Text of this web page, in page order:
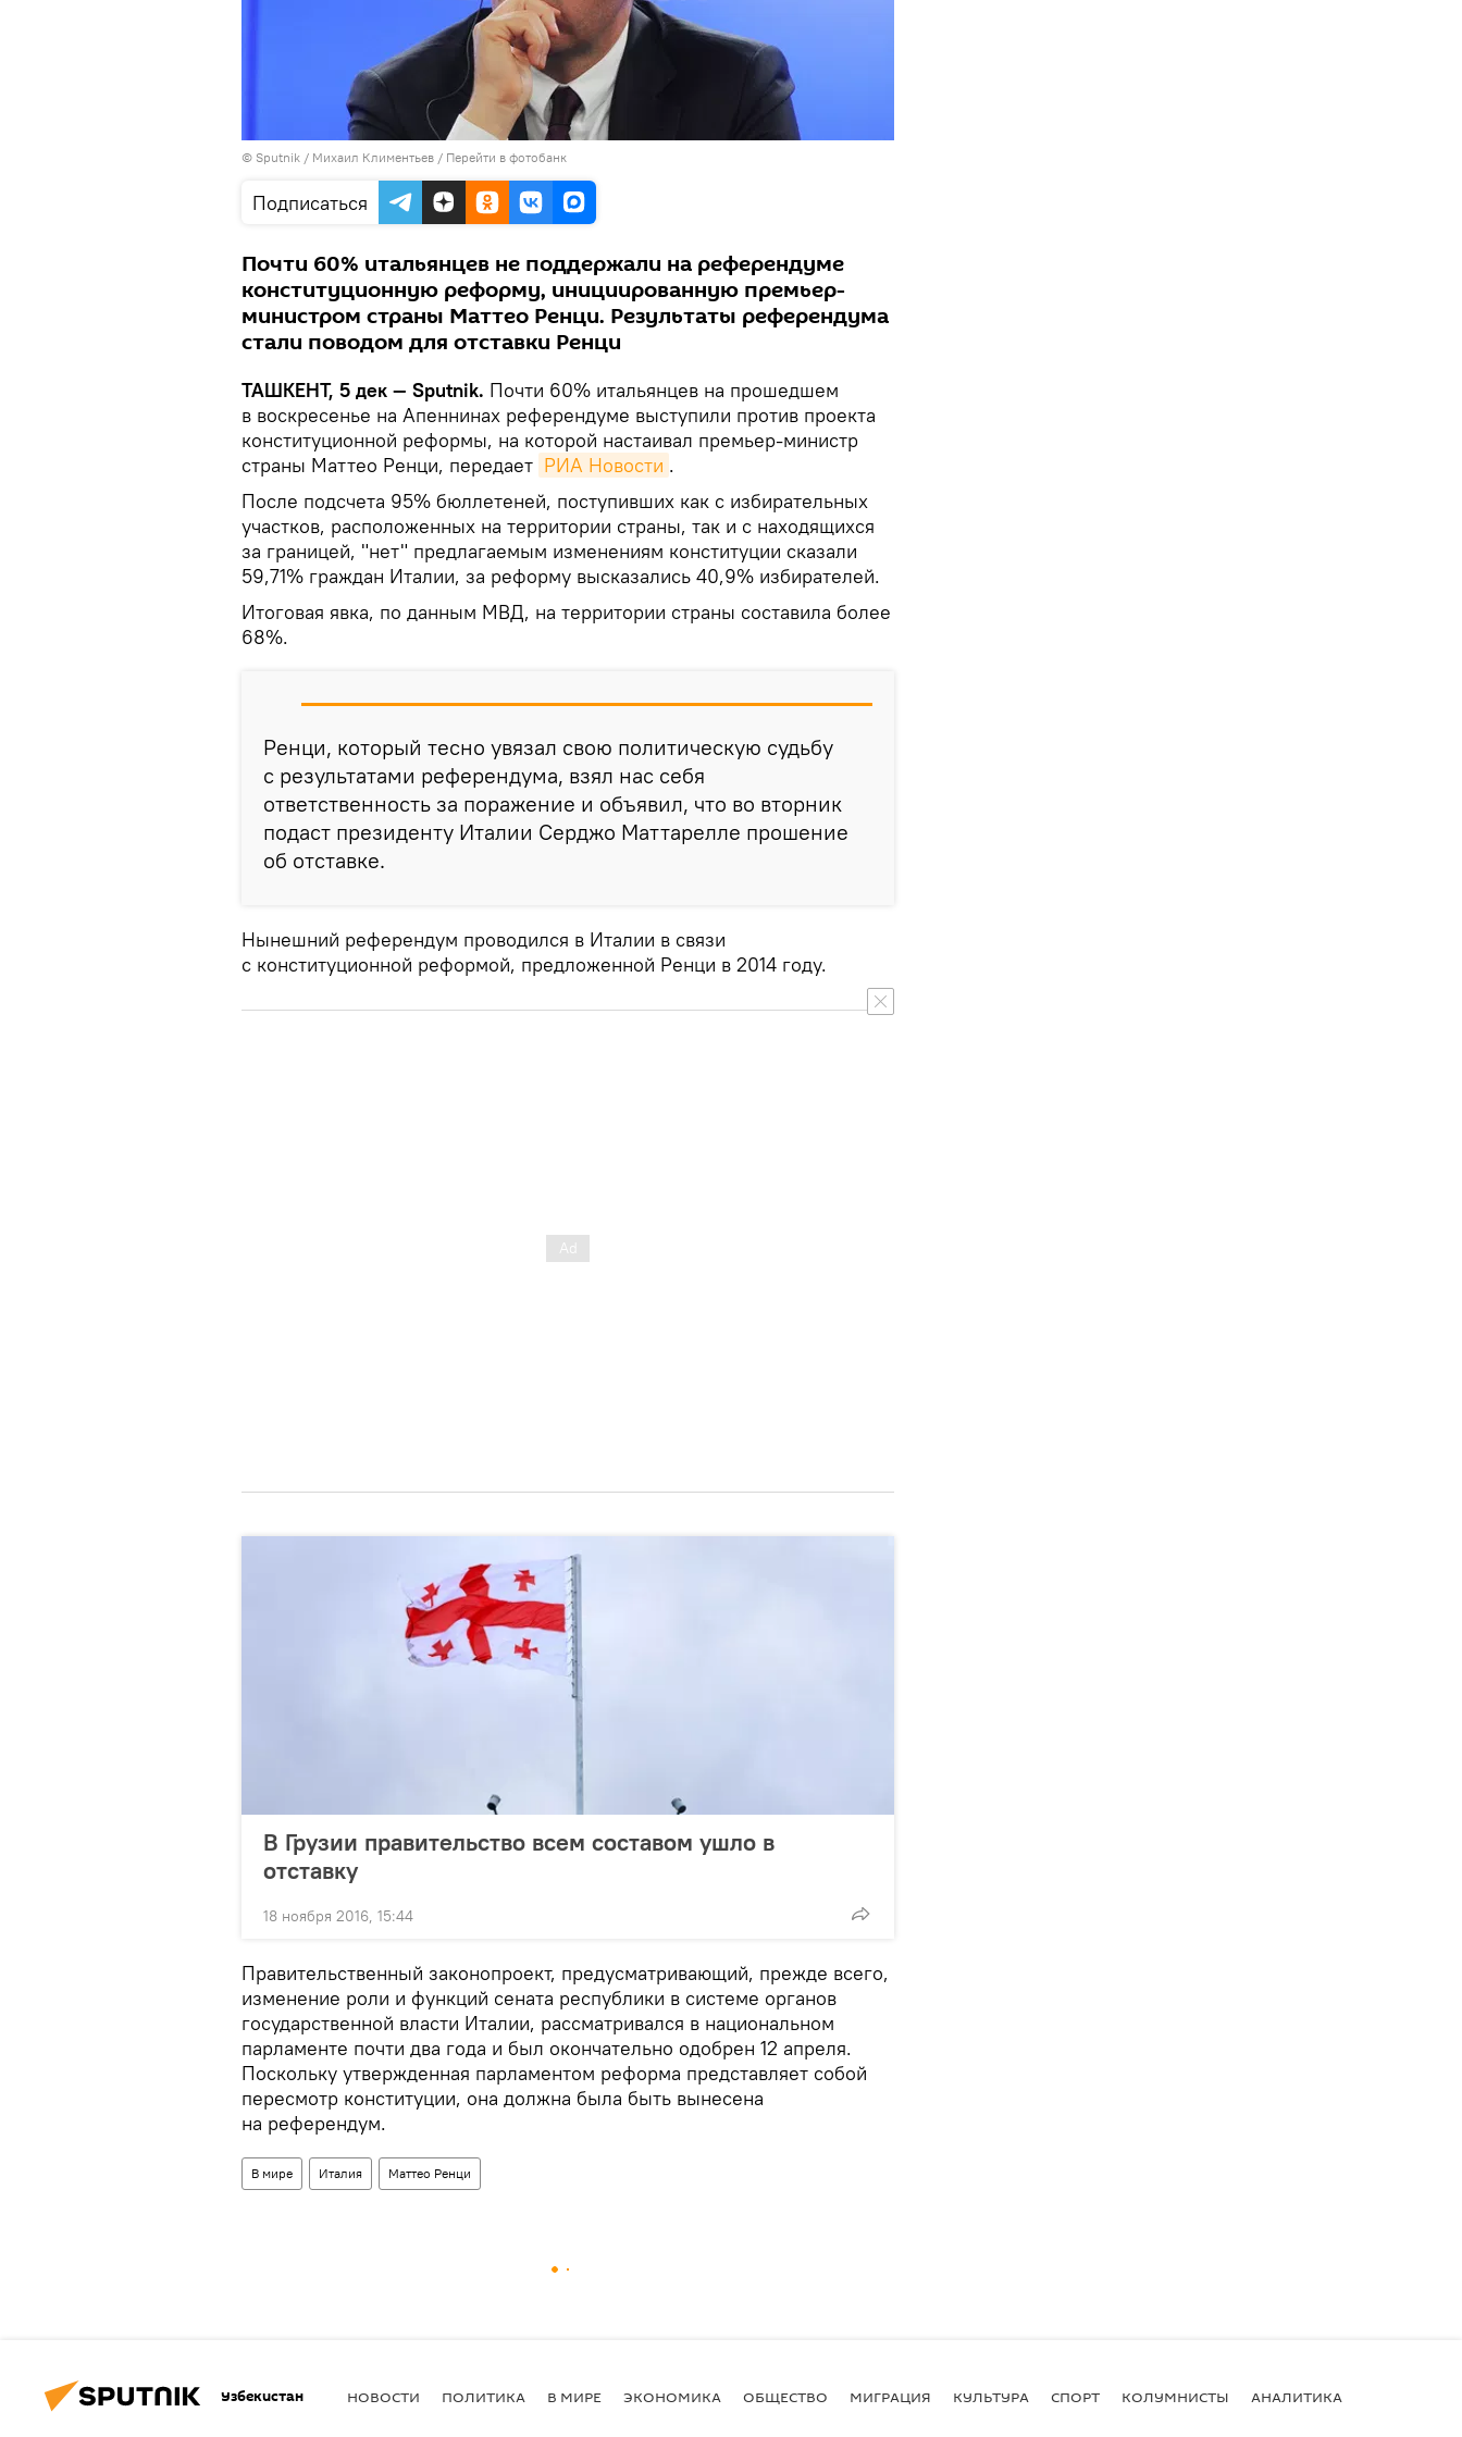
© Sputnik / Михаил Климентьев / Перейти в фотобанк
Подписаться
Почти 60% итальянцев не поддержали на референдуме
конституционную реформу, инициированную премьер-
министром страны Маттео Ренци. Результаты референдума
стали поводом для отставки Ренци
ТАШКЕНТ, 5 дек — Sputnik. Почти 60% итальянцев на прошедшем
в воскресенье на Апеннинах референдуме выступили против проекта
конституционной реформы, на которой настаивал премьер-министр
страны Маттео Ренци, передает РИА Новости .
После подсчета 95% бюллетеней, поступивших как с избирательных
участков, расположенных на территории страны, так и с находящихся
за границей, "нет" предлагаемым изменениям конституции сказали
59,71% граждан Италии, за реформу высказались 40,9% избирателей.
Итоговая явка, по данным МВД, на территории страны составила более
68%.
Ренци, который тесно увязал свою политическую судьбу
с результатами референдума, взял нас себя
ответственность за поражение и объявил, что во вторник
подаст президенту Италии Серджо Маттарелле прошение
об отставке.
Нынешний референдум проводился в Италии в связи
с конституционной реформой, предложенной Ренци в 2014 году.
В Грузии правительство всем составом ушло в
отставку
18 ноября 2016, 15:44
Правительственный законопроект, предусматривающий, прежде всего,
изменение роли и функций сената республики в системе органов
государственной власти Италии, рассматривался в национальном
парламенте почти два года и был окончательно одобрен 12 апреля.
Поскольку утвержденная парламентом реформа представляет собой
пересмотр конституции, она должна была быть вынесена
на референдум.
В мире Италия Маттео Ренци
Узбекистан НОВОСТИ ПОЛИТИКА В МИРЕ ЭКОНОМИКА ОБЩЕСТВО МИГРАЦИЯ КУЛЬТУРА СПОРТ КОЛУМНИСТЫ АНАЛИТИКА